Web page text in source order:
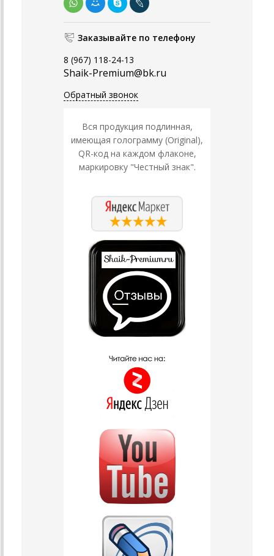
Заказывайте по телефону
8 (967) 118-24-13
Shaik-Premium@bk.ru
Обратный звонок
Вся продукция подлинная,
имеющая голограмму (Original),
QR-код на каждом флаконе,
маркировку "Честный знак".